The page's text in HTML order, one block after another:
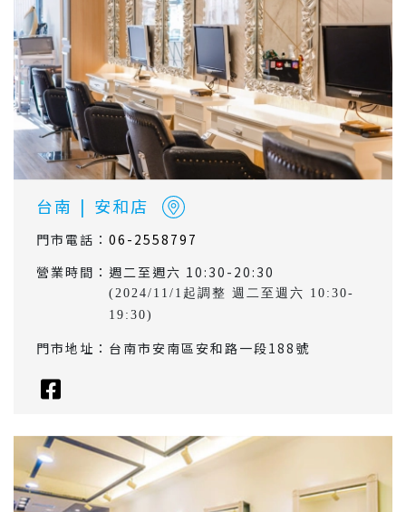
台南 | 安和店
門市電話： 06-2558797
營業時間： 週二至週六 10:30-20:30
(2024/11/1起調整 週二至週六 10:30-
19:30)
門市地址： 台南市安南區安和路一段188號